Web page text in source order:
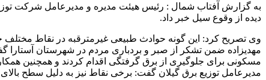
به گزارش آفتاب شمال : رئیس هیئت مدیره و مدیرعامل شرکت
دیده از وقوع سیل خبر داد.
وی تصریح کرد: این گونه حوادث طبیعی غیرمترقبه در نقاط
مهدیزاده ضمن تشکر از صبر و بردباری مردم در شهرستان آستارا
مسکونی برای جلوگیری از برق گرفتگی اقدام کردند و همچنین
مدیرعامل توزیع برق گیلان گفت: برخی نقاط نیز به دلیل سطح